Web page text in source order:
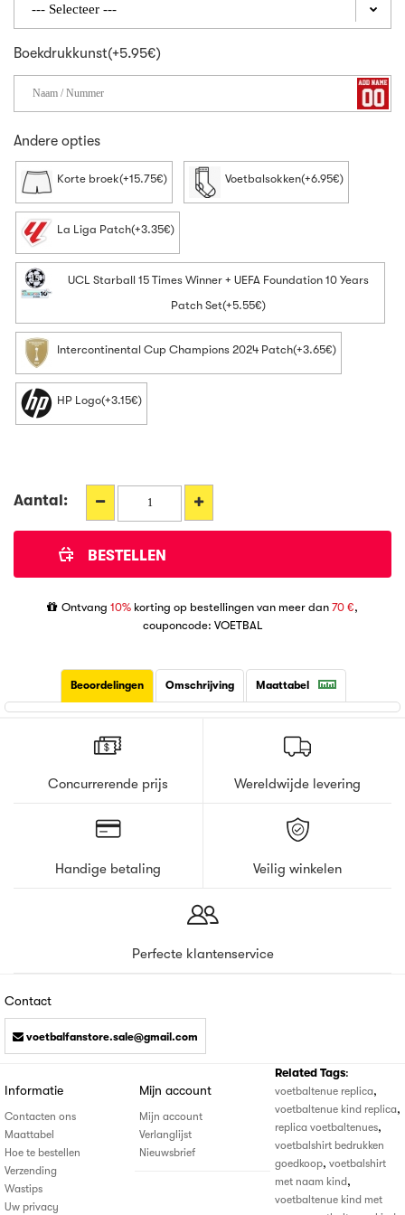
Boekdrukkunst(+5.95€)
Andere opties
Korte broek(+15.75€) Voetbalsokken(+6.95€)
La Liga Patch(+3.35€)
UCL Starball 15 Times Winner + UEFA Foundation 10 Years
Patch Set(+5.55€)
Intercontinental Cup Champions 2024 Patch(+3.65€)
HP Logo(+3.15€)
Aantal:
Ontvang 10% korting op bestellingen van meer dan 70 €,
couponcode: VOETBAL
Beoordelingen Omschrijving Maattabel
Concurrerende prijs Wereldwijde levering
Handige betaling Veilig winkelen
Perfecte klantenservice
Contact
voetbalfanstore.sale@gmail.com
Informatie
Contacten ons
Maattabel
Hoe te bestellen
Verzending
Wastips
Uw privacy
Mijn account
Mijn account
Verlanglijst
Nieuwsbrief
Related Tags:
voetbaltenue replica,
voetbaltenue kind replica,
replica voetbaltenues,
voetbalshirt bedrukken
goedkoop, voetbalshirt
met naam kind,
voetbaltenue kind met